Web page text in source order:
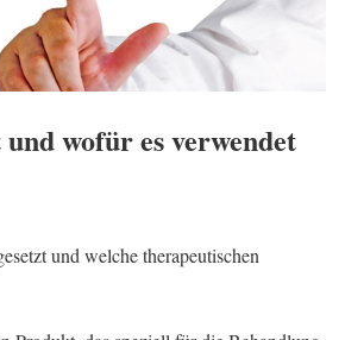
wofür es verwendet
und welche therapeutischen